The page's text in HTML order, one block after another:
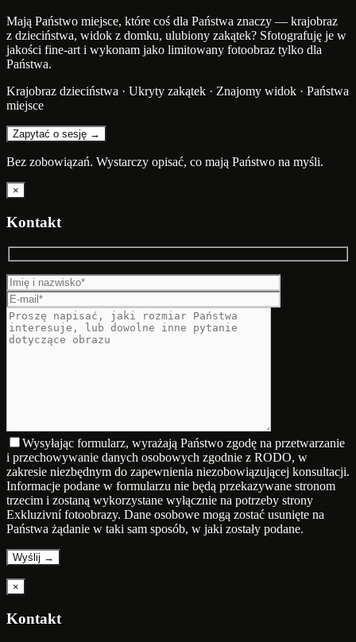
Mają Państwo miejsce, które coś dla Państwa znaczy — krajobraz
z dzieciństwa, widok z domku, ulubiony zakątek? Sfotografuję je w
jakości fine-art i wykonam jako limitowany fotoobraz tylko dla
Państwa.
Krajobraz dzieciństwa · Ukryty zakątek · Znajomy widok · Państwa
miejsce
Zapytać o sesję →
Bez zobowiązań. Wystarczy opisać, co mają Państwo na myśli.
×
Kontakt
Wysyłając formularz, wyrażają Państwo zgodę na przetwarzanie
i przechowywanie danych osobowych zgodnie z RODO, w
zakresie niezbędnym do zapewnienia niezobowiązującej konsultacji.
Informacje podane w formularzu nie będą przekazywane stronom
trzecim i zostaną wykorzystane wyłącznie na potrzeby strony
Exkluzivní fotoobrazy. Dane osobowe mogą zostać usunięte na
Państwa żądanie w taki sam sposób, w jaki zostały podane.
×
Kontakt